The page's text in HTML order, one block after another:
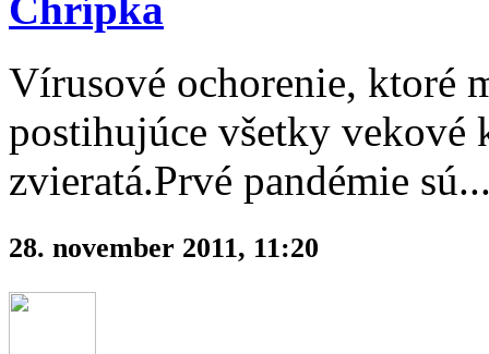
Chrípka
Vírusové ochorenie, ktoré
postihujúce všetky vekové
zvieratá.Prvé pandémie
28. november 2011, 11:20